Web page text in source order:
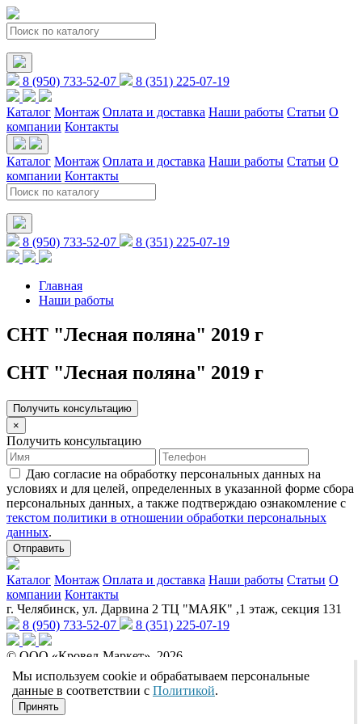
8 (950) 733-52-07 8 (351) 225-07-19
Каталог Монтаж Оплата и доставка Наши работы Статьи О
компании Контакты
Каталог Монтаж Оплата и доставка Наши работы Статьи О
компании Контакты
8 (950) 733-52-07 8 (351) 225-07-19
Главная
Наши работы
СНТ "Лесная поляна" 2019 г
СНТ "Лесная поляна" 2019 г
Получить консультацию
×
Получить консультацию
Даю согласие на обработку персональных данных на
условиях и для целей, определенных в указанной форме сбора
персональных данных, а также подтверждаю ознакомление с
текстом политики в отношении обработки персональных
данных.
Отправить
Каталог Монтаж Оплата и доставка Наши работы Статьи О
компании Контакты
г. Челябинск, ул. Дарвина 2 ТЦ "МАЯК" ,1 этаж, секция 131
8 (950) 733-52-07
8 (351) 225-07-19
© ООО «Кровел-Маркет», 2026
Политика обработки персональных данных
Разработчик сайтов:
Мы используем cookie и обрабатываем персональные
данные в соответствии с Политикой.
Принять